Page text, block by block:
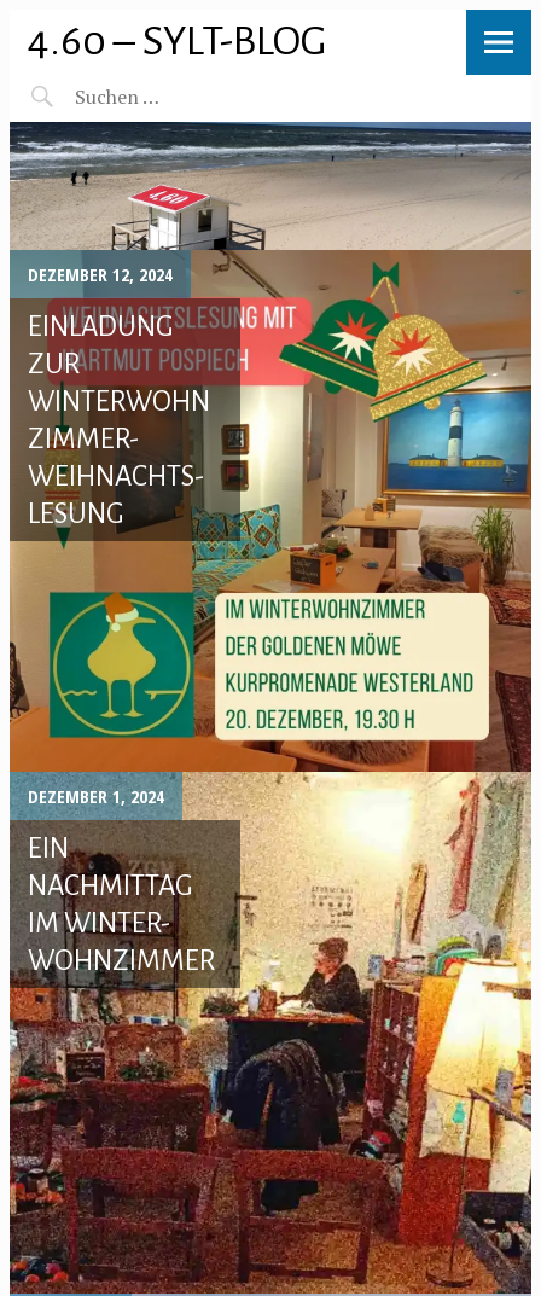
4.60 – SYLT-BLOG
DEZEMBER 12, 2024
EINLADUNG
ZUR
WINTERWOHN
ZIMMER-
WEIHNACHTS-
LESUNG
DEZEMBER 1, 2024
EIN
NACHMITTAG
IM WINTER-
WOHNZIMMER